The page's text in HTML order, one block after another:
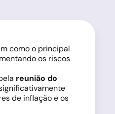
como o principal
os riscos
reunião do
de inflação e os